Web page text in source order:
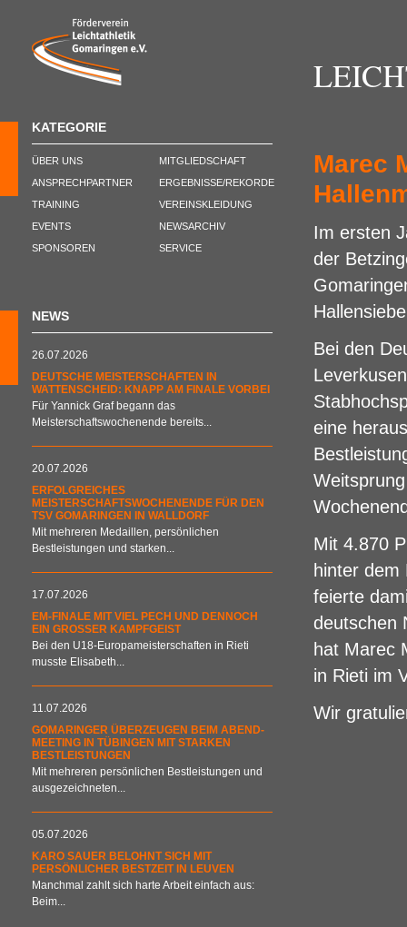
KATEGORIE
ÜBER UNS
ANSPRECHPARTNER
TRAINING
EVENTS
SPONSOREN
MITGLIEDSCHAFT
ERGEBNISSE/REKORDE
VEREINSKLEIDUNG
NEWSARCHIV
SERVICE
NEWS
26.07.2026
DEUTSCHE MEISTERSCHAFTEN IN
WATTENSCHEID: KNAPP AM FINALE VORBEI
Für Yannick Graf begann das
Meisterschaftswochenende bereits...
20.07.2026
ERFOLGREICHES
MEISTERSCHAFTSWOCHENENDE FÜR DEN
TSV GOMARINGEN IN WALLDORF
Mit mehreren Medaillen, persönlichen
Bestleistungen und starken...
17.07.2026
EM-FINALE MIT VIEL PECH UND DENNOCH
EIN GROSSER KAMPFGEIST
Bei den U18-Europameisterschaften in Rieti
musste Elisabeth...
11.07.2026
GOMARINGER ÜBERZEUGEN BEIM ABEND-
MEETING IN TÜBINGEN MIT STARKEN
BESTLEISTUNGEN
Mit mehreren persönlichen Bestleistungen und
ausgezeichneten...
05.07.2026
KARO SAUER BELOHNT SICH MIT
PERSÖNLICHER BESTZEIT IN LEUVEN
Manchmal zahlt sich harte Arbeit einfach aus:
Beim...
Marec
Im ersten
der
Bei den
eine
Mit 4.870
hinter dem
feierte
deutschen
hat Marec
in Rieti im
Wir